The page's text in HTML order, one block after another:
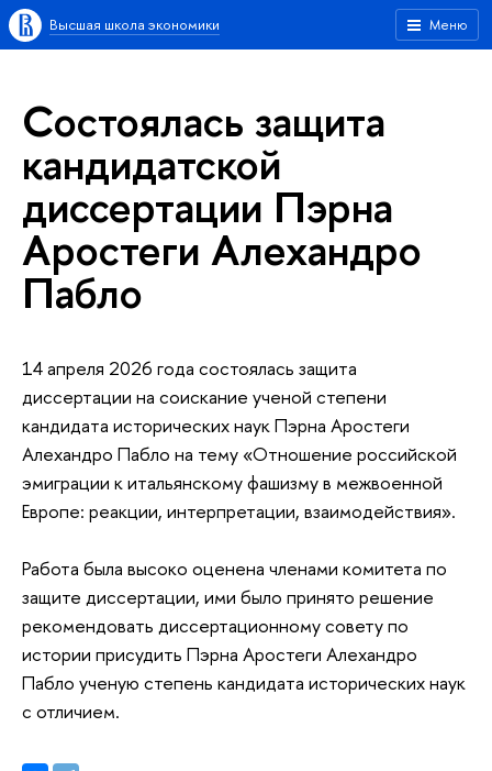
Меню
Высшая школа экономики
Состоялась защита
кандидатской
диссертации Пэрна
Аростеги Алехандро
Пабло
14 апреля 2026 года состоялась защита
диссертации на соискание ученой степени
кандидата исторических наук Пэрна Аростеги
Алехандро Пабло на тему «Отношение российской
эмиграции к итальянскому фашизму в межвоенной
Европе: реакции, интерпретации, взаимодействия».
Работа была высоко оценена членами комитета по
защите диссертации, ими было принято решение
рекомендовать диссертационному совету по
истории присудить Пэрна Аростеги Алехандро
Пабло ученую степень кандидата исторических наук
с отличием.